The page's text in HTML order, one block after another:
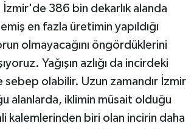
386 bin dekarlık alanda
en fazla üretimin yapıldığı
olmayacağını öngördüklerini
Yağışın azlığı da incirdeki
olabilir. Uzun zamandır İzmir
alanlarda, iklimin müsait olduğu
kalemlerinden biri olan incirin daha